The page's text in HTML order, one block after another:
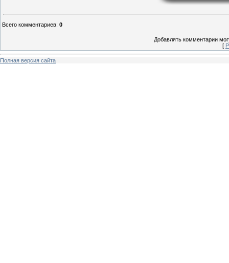
Всего комментариев: 0
Добавлять комментарии
[
Полная версия сайта